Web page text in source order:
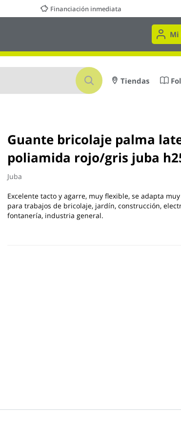
Financiación inmediata
Mi
Buscar
Tiendas
Guante bricolaje palma
poliamida rojo/gris juba
Juba
Excelente tacto y agarre, muy flexible, se adapta
para trabajos de bricolaje, jardín, construcción,
fontanería, industria general.